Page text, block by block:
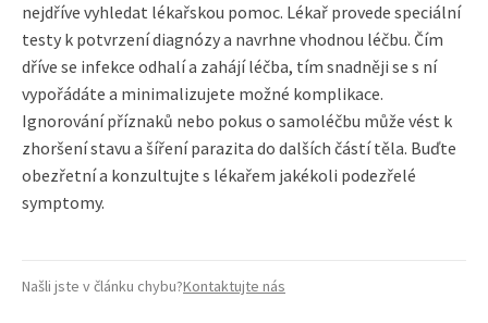
nejdříve vyhledat lékařskou pomoc. Lékař provede speciální
testy k potvrzení diagnózy a navrhne vhodnou léčbu. Čím
dříve se infekce odhalí a zahájí léčba, tím snadněji se s ní
vypořádáte a minimalizujete možné komplikace.
Ignorování příznaků nebo pokus o samoléčbu může vést k
zhoršení stavu a šíření parazita do dalších částí těla. Buďte
obezřetní a konzultujte s lékařem jakékoli podezřelé
symptomy.
Našli jste v článku chybu?Kontaktujte nás